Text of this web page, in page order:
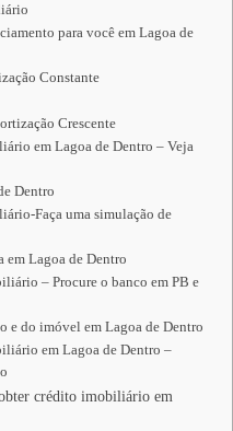
para você em Lagoa de
Constante
Crescente
em Lagoa de Dentro – Veja
Dentro
Faça uma simulação de
Lagoa de Dentro
– Procure o banco em PB e
e do imóvel em Lagoa de Dentro
em Lagoa de Dentro –
crédito imobiliário em